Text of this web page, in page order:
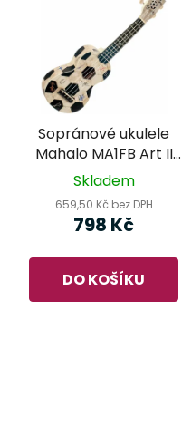
Sopránové ukulele
Mahalo MA1FB Art II
Series Fotbal
Skladem
659,50 Kč bez DPH
798 Kč
DO KOŠÍKU